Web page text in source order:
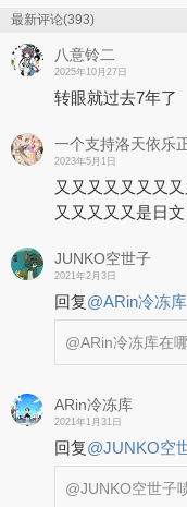
最新评论(393)
八意铃二
2025年10月27日
转眼就过去7年了
一个支持洛天依乐
2023年5月1日
又又又又又又又
又又又又又是日文
JUNKO空世子
2021年2月3日
回复@ARin冷冻库
@ARin冷冻库在
ARin冷冻库
2021年1月31日
回复@JUNKO空
@JUNKO空世子